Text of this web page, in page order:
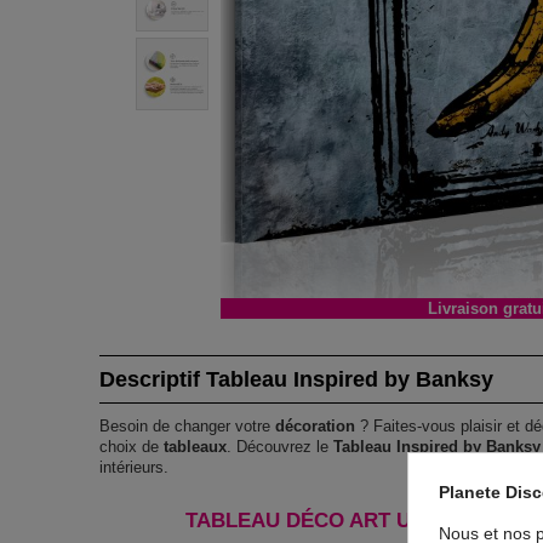
Livraison
Descriptif Tableau Inspired by Banksy
Besoin de changer votredécoration ? Faites-vous plaisir et
choix detableaux . Découvrez leTableau Inspired by Banksy
intérieurs.
TABLEAU DÉCO ART URBAIN
Planete
Nous et nos